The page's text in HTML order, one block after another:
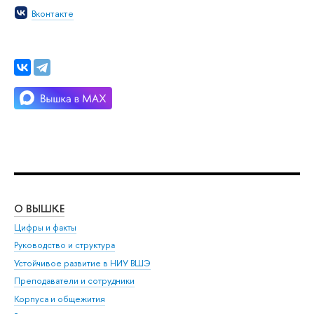
Вконтакте
О ВЫШКЕ
Цифры и факты
Руководство и структура
Устойчивое развитие в НИУ ВШЭ
Преподаватели и сотрудники
Корпуса и общежития